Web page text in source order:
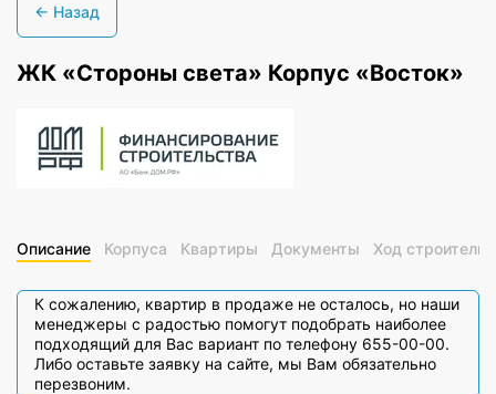
← Назад
ЖК «Стороны света» Корпус «Восток»
Описание Корпуса Квартиры Документы Ход
К сожалению, квартир в продаже не осталось, но наши
менеджеры с радостью помогут подобрать наиболее
подходящий для Вас вариант по телефону 655-00-00.
Либо оставьте заявку на сайте, мы Вам обязательно
перезвоним.